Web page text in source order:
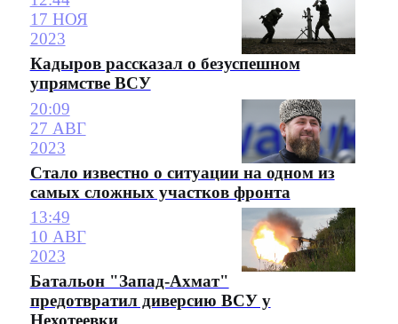
17 НОЯ
2023
Кадыров рассказал о безуспешном
упрямстве ВСУ
20:09
27 АВГ
2023
Стало известно о ситуации на одном из
самых сложных участков фронта
13:49
10 АВГ
2023
Батальон "Запад-Ахмат"
предотвратил диверсию ВСУ у
Нехотеевки